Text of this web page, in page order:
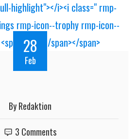
28
Feb
ByRedaktion
3 Comments